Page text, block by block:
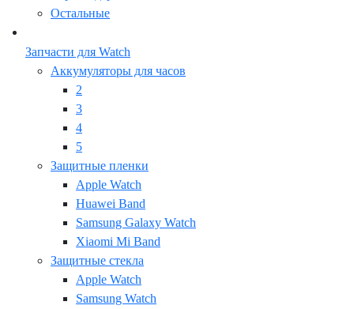
Остальные
Запчасти для Watch
Аккумуляторы для часов
2
3
4
5
Защитные пленки
Apple Watch
Huawei Band
Samsung Galaxy Watch
Xiaomi Mi Band
Защитные стекла
Apple Watch
Samsung Watch